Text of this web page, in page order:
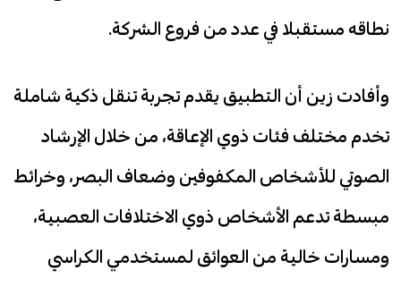
نطاقه مستقبلا في عدد من فروع الشركة.
وأفادت زين أن التطبيق يقدم تجربة تنقل ذكية شاملة
تخدم مختلف فئات ذوي الإعاقة، من خلال الإرشاد
الصوتي للأشخاص المكفوفين وضعاف البصر، وخرائط
مبسطة تدعم الأشخاص ذوي الاختلافات العصبية،
ومسارات خالية من العوائق لمستخدمي الكراسي